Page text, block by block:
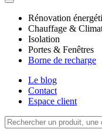
Rénovation
Chauffage &
Isolation
Portes & Fenêtres
Borne de recharge
Le blog
Contact
Espace client